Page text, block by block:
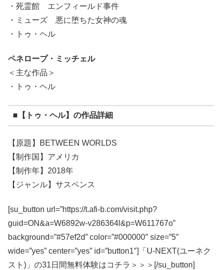
・死霊館 エンフィールド事件
・ミューズ 悪に堕ちた女神の魂
・トゥ・ヘル
ペネロープ・ミッチェル
＜主な作品＞
・トゥ・ヘル
■【トゥ・ヘル】の作品詳細
【原題】BETWEEN WORLDS
【制作国】アメリカ
【制作年】2018年
【ジャンル】サスペンス
[su_button url=”https://t.afi-b.com/visit.php?
guid=ON&a=W6892w-v286364l&p=W611767o”
background=”#57ef2d” color=”#000000″ size=”5″
wide=”yes” center=”yes” id=”button1″]「U-NEXT(ユーネク
スト)」の31日間無料体験はコチラ＞＞＞[/su_button]